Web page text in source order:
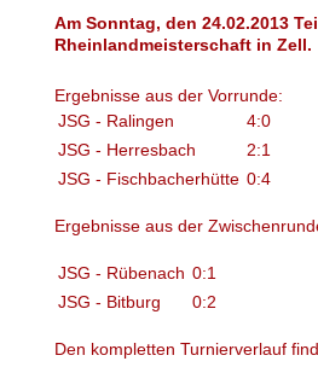
Am Sonntag, den 24.02.2013
Rheinlandmeisterschaft in Zell.
Ergebnisse aus der Vorrunde:
JSG - Ralingen
4:0
JSG - Herresbach
2:1
JSG - Fischbacherhütte 0:4
Ergebnisse aus der
JSG - Rübenach 0:1
JSG - Bitburg
0:2
Den kompletten Turnierverlauf